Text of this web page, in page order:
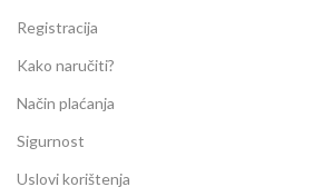
Registracija
Kako naručiti?
Način plaćanja
Sigurnost
Uslovi korištenja